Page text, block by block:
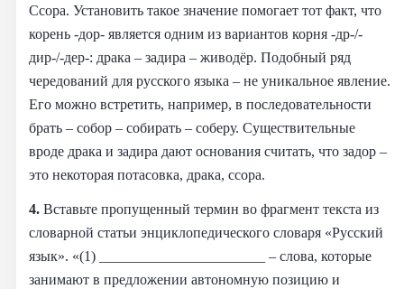
Ссора. Установить такое значение помогает тот факт, что
корень -дор- является одним из вариантов корня -др-/-
дир-/-дер-: драка – задира – живодёр. Подобный ряд
чередований для русского языка – не уникальное явление.
Его можно встретить, например, в последовательности
брать – собор – собирать – соберу. Существительные
вроде драка и задира дают основания считать, что задор –
это некоторая потасовка, драка, ссора.
4. Вставьте пропущенный термин во фрагмент текста из
словарной статьи энциклопедического словаря «Русский
язык». «(1) _______________________ – слова, которые
занимают в предложении автономную позицию и